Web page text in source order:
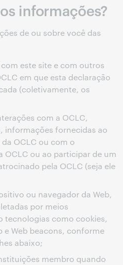
informações?
de ou sobre você das
este site e com outros
em que esta declaração
(coletivamente, os
com a OCLC,
informações fornecidas ao
OCLC ou com o
OCLC ou ao participar de um
pela OCLC (seja ele
ou navegador da Web,
por meios
tecnologias como cookies,
e Web beacons, conforme
abaixo;
membro quando